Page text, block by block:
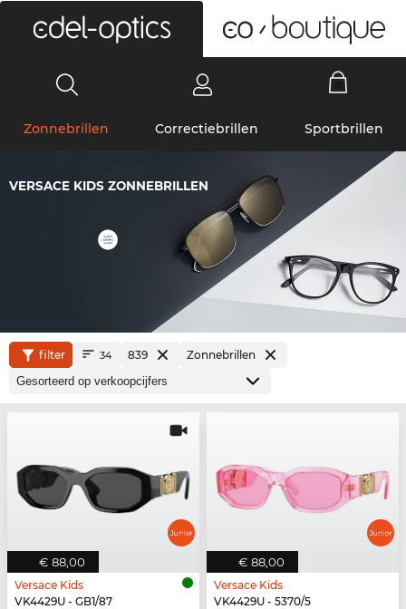
Zonnebrillen Correctiebrillen Sportbrillen
VERSACE KIDS ZONNEBRILLEN
filter 34 839 Zonnebrillen
€ 88,00
Versace Kids
VK4429U - GB1/87
€ 88,00
Versace Kids
VK4429U - 5370/5